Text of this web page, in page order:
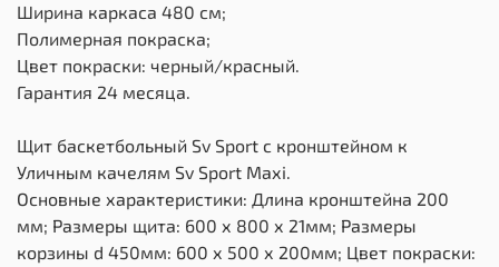
Ширина каркаса 480 см;
Полимерная покраска;
Цвет покраски: черный/красный.
Гарантия 24 месяца.
Щит баскетбольный Sv Sport c кронштейном к
Уличным качелям Sv Sport Maхi.
Основные характеристики: Длина кронштейна 200
мм; Размеры щита: 600 х 800 х 21мм; Размеры
корзины d 450мм: 600 х 500 х 200мм; Цвет покраски: